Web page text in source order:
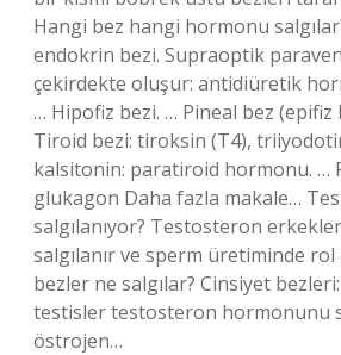
Hangi bez hangi hormonu
endokrin bezi. Supraoptik
çekirdekte oluşur: antidiüretik
… Hipofiz bezi. … Pineal bez (epifiz
Tiroid bezi: tiroksin (T4),
kalsitonin: paratiroid hormonu. …
glukagon Daha fazla makale…
salgılanıyor? Testosteron
salgılanır ve sperm üretiminde rol
bezler ne salgılar? Cinsiyet
testisler testosteron hormonunu
östrojen…